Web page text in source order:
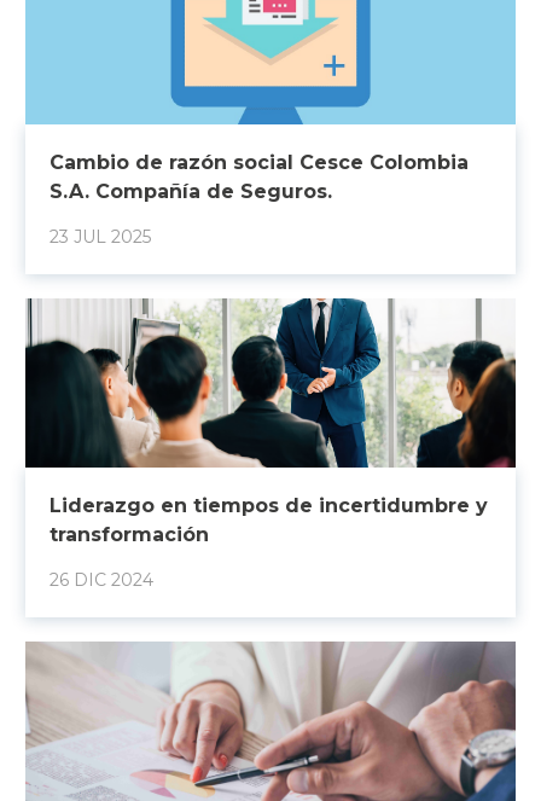
Cambio de razón social Cesce Colombia
S.A. Compañía de Seguros.
23 JUL 2025
Liderazgo en tiempos de incertidumbre y
transformación
26 DIC 2024